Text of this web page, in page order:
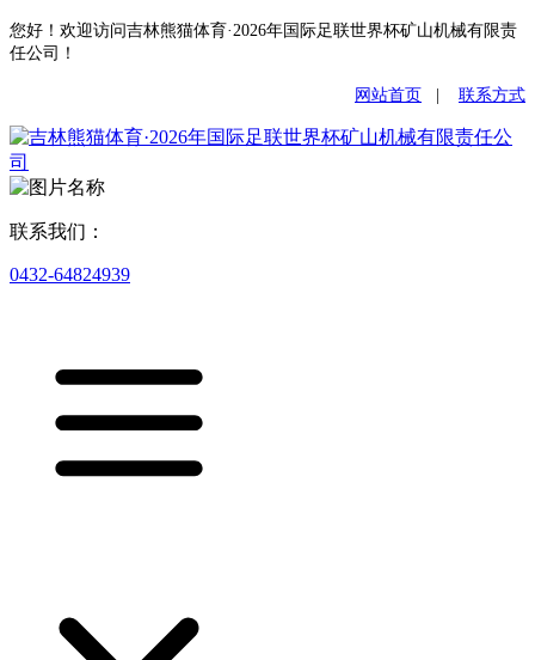
您好！欢迎访问吉林熊猫体育·2026年国际足联世界杯矿山机械有限责
任公司！
网站首页 联系方式
联系我们：
0432-64824939